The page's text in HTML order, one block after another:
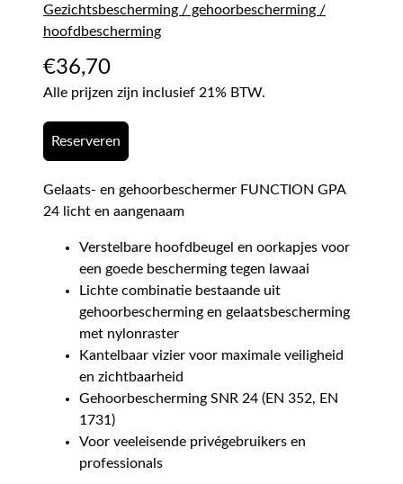
Gezichtsbescherming / gehoorbescherming /
hoofdbescherming
€36,70
Alle prijzen zijn inclusief 21% BTW.
Reserveren
Gelaats- en gehoorbeschermer FUNCTION GPA
24 licht en aangenaam
Verstelbare hoofdbeugel en oorkapjes voor
een goede bescherming tegen lawaai
Lichte combinatie bestaande uit
gehoorbescherming en gelaatsbescherming
met nylonraster
Kantelbaar vizier voor maximale veiligheid
en zichtbaarheid
Gehoorbescherming SNR 24 (EN 352, EN
1731)
Voor veeleisende privégebruikers en
professionals